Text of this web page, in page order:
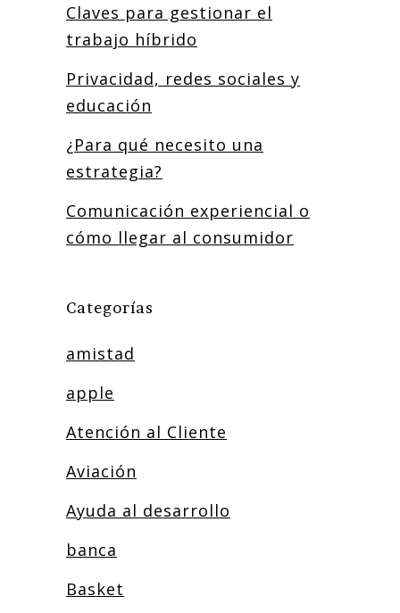
Claves para gestionar el
trabajo híbrido
Privacidad, redes sociales y
educación
¿Para qué necesito una
estrategia?
Comunicación experiencial o
cómo llegar al consumidor
Categorías
amistad
apple
Atención al Cliente
Aviación
Ayuda al desarrollo
banca
Basket